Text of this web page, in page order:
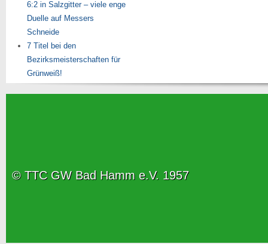
6:2 in Salzgitter – viele enge
Duelle auf Messers
Schneide
7 Titel bei den
Bezirksmeisterschaften für
Grünweiß!
© TTC GW Bad Hamm e.V. 1957